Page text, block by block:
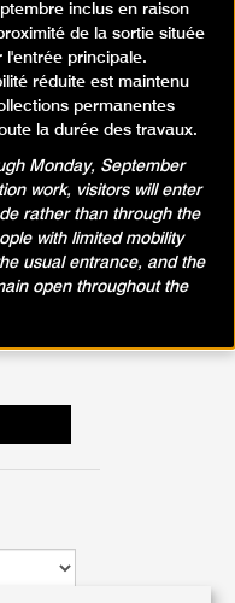
Sa
6
13
Mois
suivant
inclus en raison
de la sortie située
l'entrée principale.
réduite est maintenu
permanentes
la durée des travaux.
Monday, September
work, visitors will enter
rather than through the
with limited mobility
usual entrance, and the
open throughout the